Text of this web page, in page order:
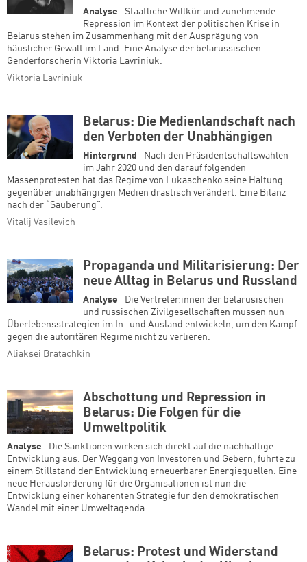
Analyse
Staatliche Willkür und zunehmende
Repression im Kontext der politischen Krise in
Belarus stehen im Zusammenhang mit der Ausprägung von
häuslicher Gewalt im Land. Eine Analyse der belarussischen
Genderforscherin Viktoria Lavriniuk.
Viktoria Lavriniuk
Belarus: Die Medienlandschaft nach
den Verboten der Unabhängigen
Hintergrund
Nach den Präsidentschaftswahlen
im Jahr 2020 und den darauf folgenden
Massenprotesten hat das Regime von Lukaschenko seine Haltung
gegenüber unabhängigen Medien drastisch verändert. Eine Bilanz
nach der “Säuberung”.
Vitalij Vasilevich
Propaganda und Militarisierung: Der
neue Alltag in Belarus und Russland
Analyse
Die Vertreter:innen der belarusischen
und russischen Zivilgesellschaften müssen nun
Überlebensstrategien im In- und Ausland entwickeln, um den Kampf
gegen die autoritären Regime nicht zu verlieren.
Aliaksei Bratachkin
Abschottung und Repression in
Belarus: Die Folgen für die
Umweltpolitik
Analyse
Die Sanktionen wirken sich direkt auf die nachhaltige
Entwicklung aus. Der Weggang von Investoren und Gebern, führte zu
einem Stillstand der Entwicklung erneuerbarer Energiequellen. Eine
neue Herausforderung für die Organisationen ist nun die
Entwicklung einer kohärenten Strategie für den demokratischen
Wandel mit einer Umweltagenda.
Belarus: Protest und Widerstand